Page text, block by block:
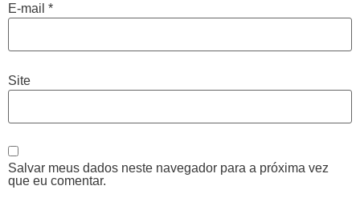
E-mail *
Site
Salvar meus dados neste navegador para a próxima vez
que eu comentar.